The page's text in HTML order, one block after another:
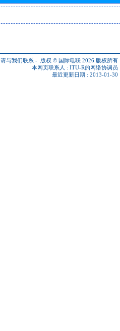
请与我们联系 - 版权 © 国际电联 2026 版权所有
本网页联系人 : ITU-R的网络协调员
最近更新日期 : 2013-01-30